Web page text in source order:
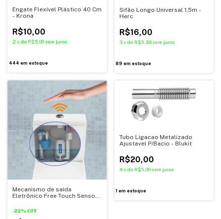
Engate Flexível Plástico 40 Cm
- Krona
R$10,00
2 x de R$5,00 sem juros
444 em estoque
Sifão Longo Universal 1,5m -
Herc
R$16,00
3 x de R$5,33 sem juros
89 em estoque
Mecanismo de saída
Eletrônico Free Touch Sensor -
-22% OFF
Tubo Ligacao Metalizado
Ajustavel P/Bacio - Blukit
R$20,00
4 x de R$5,00 sem juros
1 em estoque